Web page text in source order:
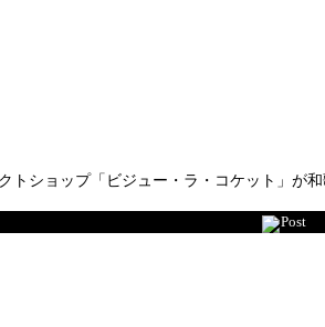
トショップ「ビジュー・ラ・コケット」
Post